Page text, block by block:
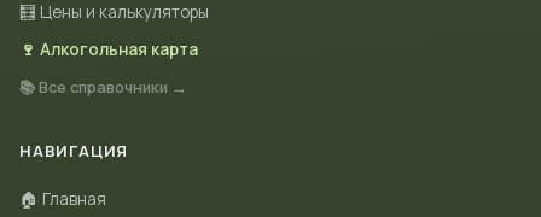
🧮 Цены и калькуляторы
🍷 Алкогольная карта
📚 Все справочники →
НАВИГАЦИЯ
🏠 Главная